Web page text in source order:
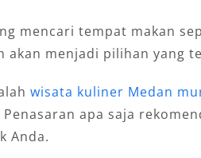
mencari tempat makan
akan menjadi pilihan yang
wisata kuliner Medan
Penasaran apa saja
Anda.